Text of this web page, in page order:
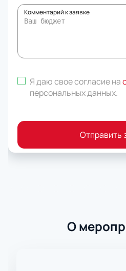
Комментарий к заявке
Я даю свое согласие на
персональных данных.
Отправить
О